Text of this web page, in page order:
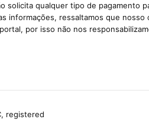
qualquer tipo de pagamento
informações, ressaltamos que
por isso não nos
registered